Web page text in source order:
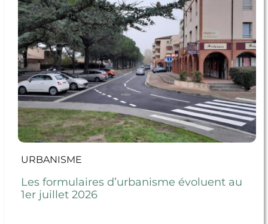
URBANISME
Les formulaires d’urbanisme évoluent au
1er juillet 2026